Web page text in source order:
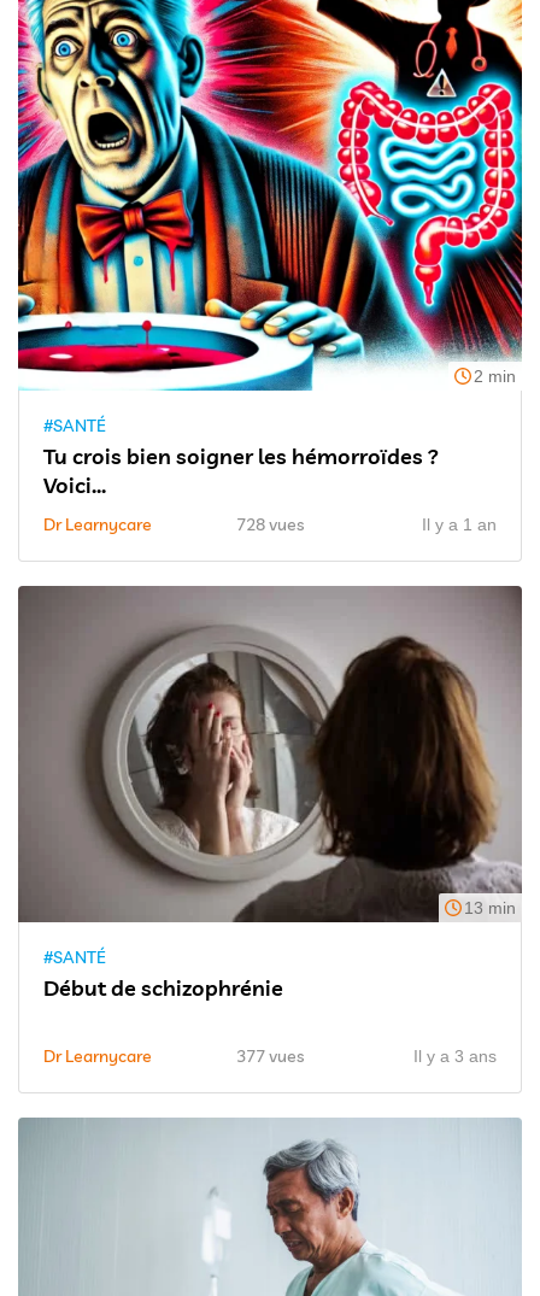
2 min
#SANTÉ
Tu crois bien soigner les hémorroïdes ?
Voici...
Dr Learnycare 728 vues Il y a 1 an
13 min
#SANTÉ
Début de schizophrénie
Dr Learnycare 377 vues Il y a 3 ans